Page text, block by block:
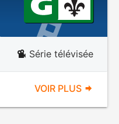
Série télévisée
VOIR PLUS